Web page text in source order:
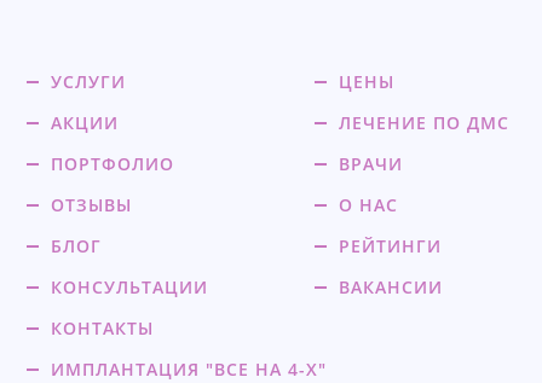
УСЛУГИ
ЦЕНЫ
АКЦИИ
ЛЕЧЕНИЕ ПО ДМС
ПОРТФОЛИО
ВРАЧИ
ОТЗЫВЫ
О НАС
БЛОГ
РЕЙТИНГИ
КОНСУЛЬТАЦИИ
ВАКАНСИИ
КОНТАКТЫ
ИМПЛАНТАЦИЯ "ВСЕ НА 4-Х"